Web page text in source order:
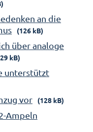
an die
(126 kB)
über analoge
kB)
unterstützt
vor (128 kB)
Ampeln